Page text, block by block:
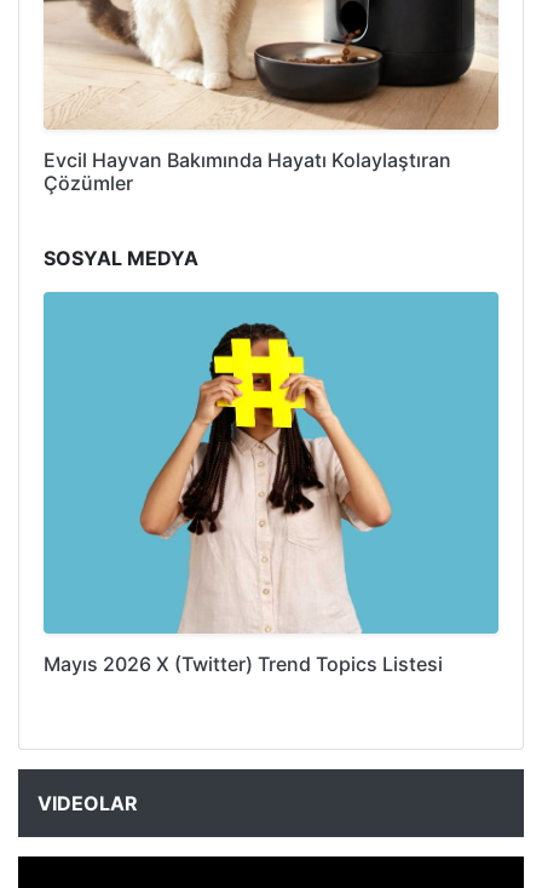
Evcil Hayvan Bakımında Hayatı Kolaylaştıran
Çözümler
SOSYAL MEDYA
Mayıs 2026 X (Twitter) Trend Topics Listesi
VIDEOLAR